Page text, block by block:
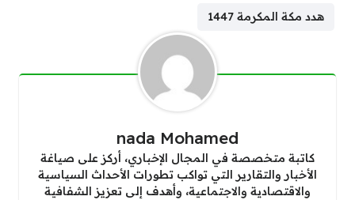
هدد مكة المكرمة 1447
nada Mohamed
كاتبة متخصصة في المجال الإخباري، أركز على صياغة
الأخبار والتقارير التي تواكب تطورات الأحداث السياسية
والاقتصادية والاجتماعية، وأهدف إلى تعزيز الشفافية